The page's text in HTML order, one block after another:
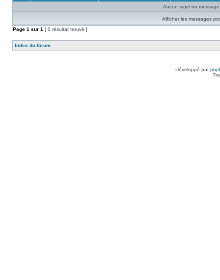
Aucun sujet ou
Afficher les messages
Page 1 sur 1 [ 0 résultat trouvé ]
Index du forum
Développé par